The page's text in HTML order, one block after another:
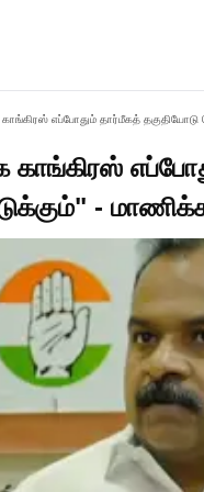
எப்போதும் தார்மீகத் தகுதியோடு
-